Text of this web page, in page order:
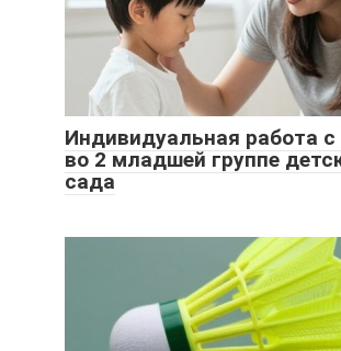
Индивидуальная работа
во 2 младшей группе
сада